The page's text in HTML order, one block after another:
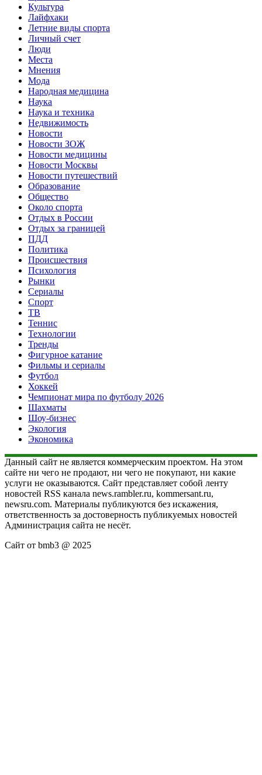
Культура
Лайфхаки
Летние виды спорта
Личный счет
Люди
Места
Мнения
Мода
Народная медицина
Наука
Наука и техника
Недвижимость
Новости
Новости ЗОЖ
Новости медицины
Новости Москвы
Новости путешествий
Образование
Общество
Около спорта
Отдых в России
Отдых за границей
ПДД
Политика
Происшествия
Психология
Рынки
Сериалы
Спорт
ТВ
Теннис
Технологии
Тренды
Фигурное катание
Фильмы и сериалы
Футбол
Хоккей
Чемпионат мира по футболу 2026
Шахматы
Шоу-бизнес
Экология
Экономика
Данный сайт не является коммерческим проектом. На этом
сайте ни чего не продают, ни чего не покупают, ни какие
услуги не оказываются. Сайт представляет собой ленту
новостей RSS канала news.rambler.ru, kommersant.ru,
newsru.com. Материалы публикуются без искажения,
ответственность за достоверность публикуемых новостей
Администрация сайта не несёт.
Сайт от bmb3 @ 2025